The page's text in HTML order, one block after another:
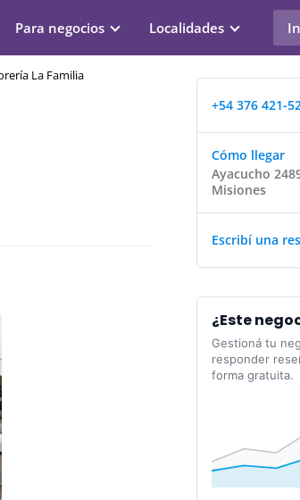
Para negocios Localidades
La Familia
+54 376 421-
Cómo llegar
Ayacucho
Misiones
Escribí una
¿Este
Gestioná tu
responder
forma gratuita.